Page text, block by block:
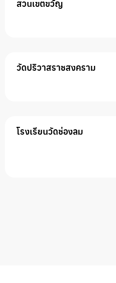
สวนเขตขวัญ
วัดปริวาสราชสงคราม
โรงเรียนวัดช่องลม